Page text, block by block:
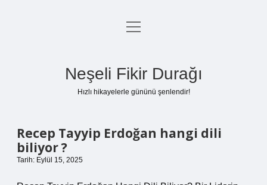
Anasayfa
menüyü
Neşeli Fikir Durağı
Hızlı hikayelerle gününü şenlendir!
Recep Tayyip Erdoğan hangi dili
biliyor ?
Tarih: Eylül 15, 2025